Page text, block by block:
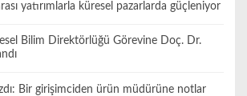
yatırımlarla küresel pazarlarda güçleniyor
Bilim Direktörlüğü Görevine Doç. Dr.
Bir girişimciden ürün müdürüne notlar